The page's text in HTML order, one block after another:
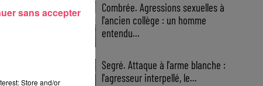
Combrée. Agressions sexuelles à
l'ancien collège : un homme
entendu...
Segré. Attaque à l'arme blanche :
l'agresseur interpellé, le...
Store and/or
sans accepter